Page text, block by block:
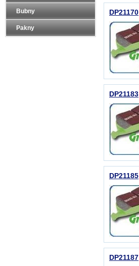
Bubny
Pakny
DP21170
DP21183
DP21185
DP21187